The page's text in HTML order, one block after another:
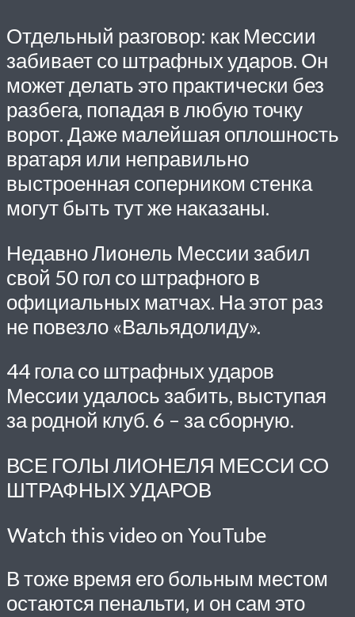
Отдельный разговор: как Мессии
забивает со штрафных ударов. Он
может делать это практически без
разбега, попадая в любую точку
ворот. Даже малейшая оплошность
вратаря или неправильно
выстроенная соперником стенка
могут быть тут же наказаны.
Недавно Лионель Мессии забил
свой 50 гол со штрафного в
официальных матчах. На этот раз
не повезло «Вальядолиду».
44 гола со штрафных ударов
Мессии удалось забить, выступая
за родной клуб. 6 – за сборную.
ВСЕ ГОЛЫ ЛИОНЕЛЯ МЕССИ СО
ШТРАФНЫХ УДАРОВ
Watch this video on YouTube
В тоже время его больным местом
остаются пенальти, и он сам это